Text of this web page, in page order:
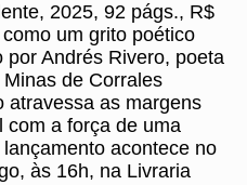
2025, 92 págs., R$
um grito poético
Andrés Rivero, poeta
de Corrales
atravessa as margens
com a força de uma
acontece no
às 16h, na Livraria